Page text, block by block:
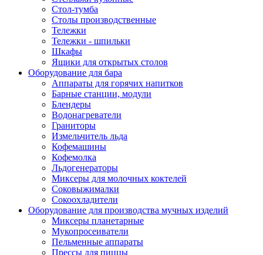
Стол-тумба
Столы производственные
Тележки
Тележки - шпильки
Шкафы
Ящики для открытых столов
Оборудование для бара
Аппараты для горячих напитков
Барные станции, модули
Блендеры
Водонагреватели
Граниторы
Измельчитель льда
Кофемашины
Кофемолка
Льдогенераторы
Миксеры для молочных коктелей
Соковыжималки
Сокоохладители
Оборудование для производства мучных изделий
Миксеры планетарные
Мукопросеиватели
Пельменные аппараты
Прессы для пиццы